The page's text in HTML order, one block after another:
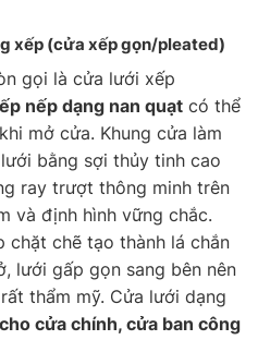
xếp (cửa xếp gọn/pleated)
gọi là cửa lưới xếp
nếp dạng nan quạt có thể
mở cửa. Khung cửa làm
bằng sợi thủy tinh cao
ray trượt thông minh trên
và định hình vững chắc.
chặt chẽ tạo thành lá chắn
lưới gấp gọn sang bên nên
thẩm mỹ. Cửa lưới dạng
cửa chính, cửa ban công